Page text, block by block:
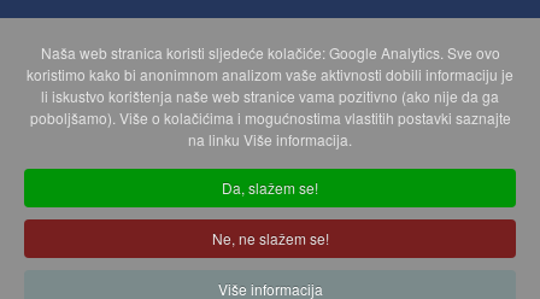
POLITIKA ZAŠTITE PRIVATNOSTI OSOBNIH PODATAKA
MAPA WEBA
Copyright © 2026 Koprivničko - križevačka županija. Sva prava
zadržana.
Naša web stranica koristi sljedeće kolačiće: Google Analytics. Sve ovo
koristimo kako bi anonimnom analizom vaše aktivnosti dobili informaciju je
li iskustvo korištenja naše web stranice vama pozitivno (ako nije da ga
poboljšamo). Više o kolačićima i mogućnostima vlastitih postavki saznajte
na linku Više informacija.
Da, slažem se!
Ne, ne slažem se!
Više informacija